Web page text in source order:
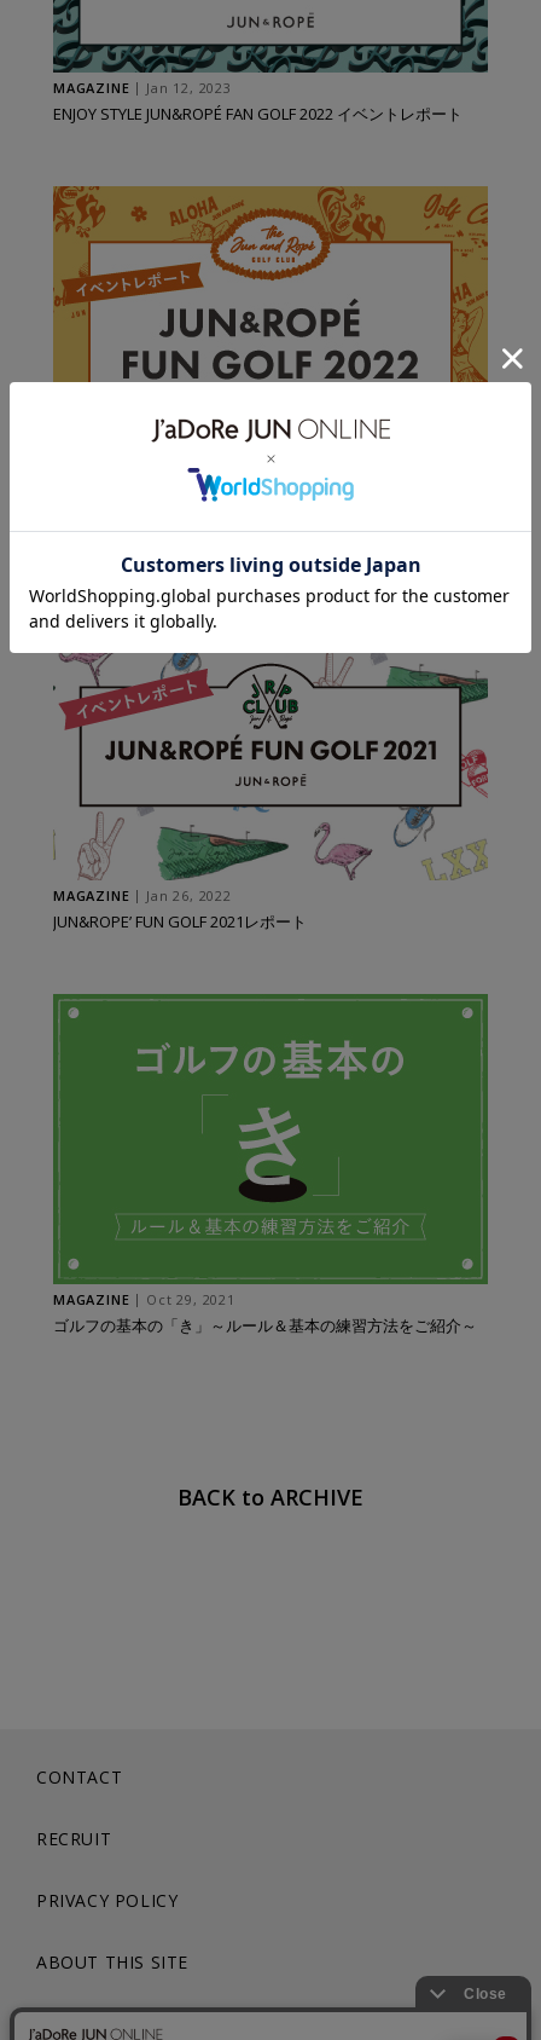
MAGAZINE Jan 12, 2023
ENJOY STYLE JUN&ROPÉ FAN GOLF 2022 イベントレポート
Jul 12, 2022
MAGAZINE Jan 26, 2022
JUN&ROPE’ FUN GOLF 2021レポート
MAGAZINE Oct 29, 2021
ゴルフの基本の「き」～ルール＆基本の練習方法をご紹介～
BACK to ARCHIVE
CONTACT
RECRUIT
PRIVACY POLICY
ABOUT THIS SITE